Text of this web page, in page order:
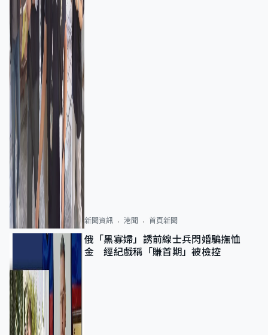
新聞資訊 港聞 首頁新聞
俄「黑寡婦」誘前線士兵閃婚騙撫恤
金 經紀戲稱「賺首期」被檢控